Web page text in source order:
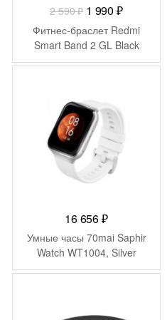
2 590₽ Первоначальная
цена
составляла
2
1 990 ₽Текущая
цена:
1
990 ₽.
Фитнес-браслет Redmi
Smart Band 2 GL Black
16 656₽
Умные часы 70mai Saphir
Watch WT1004, Silver